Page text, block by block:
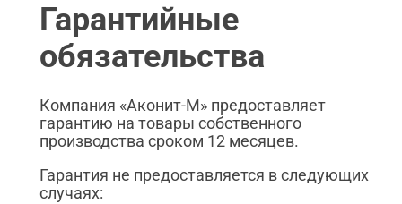
Гарантийные
обязательства
Компания «Аконит-М» предоставляет
гарантию на товары собственного
производства сроком 12 месяцев.
Гарантия не предоставляется в следующих
случаях: